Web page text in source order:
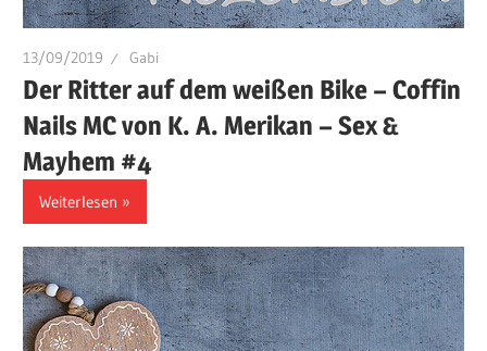
13/09/2019 Gabi
Der Ritter auf dem weißen Bike – Coffin
Nails MC von K. A. Merikan – Sex &
Mayhem #4
Weiterlesen